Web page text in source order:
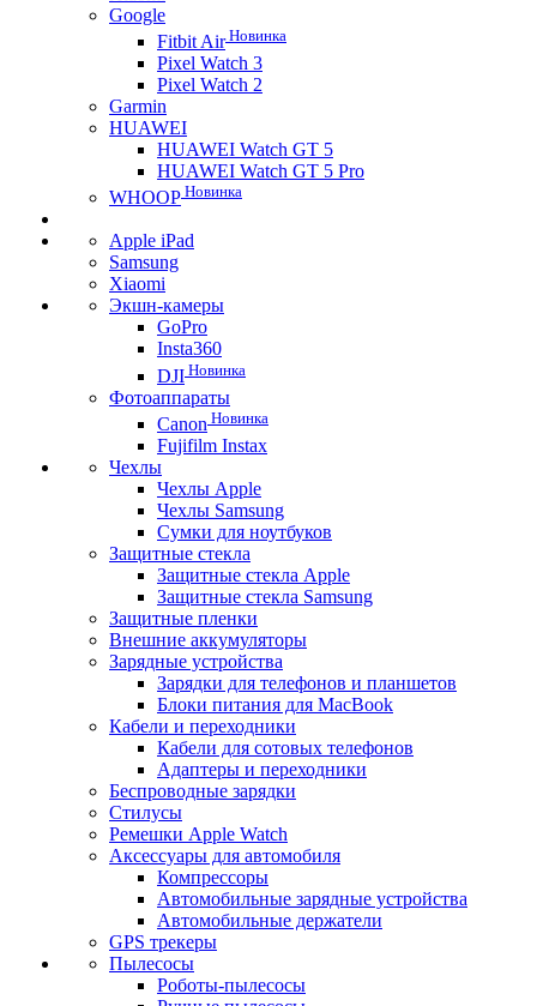
Google
Fitbit AirНовинка
Pixel Watch 3
Pixel Watch 2
Garmin
HUAWEI
HUAWEI Watch GT 5
HUAWEI Watch GT 5 Pro
WHOOP Новинка
Apple iPad
Samsung
Xiaomi
Экшн-камеры
GoPro
Insta360
DJI Новинка
Фотоаппараты
Canon Новинка
Fujifilm Instax
Чехлы
Чехлы Apple
Чехлы Samsung
Сумки для ноутбуков
Защитные стекла
Защитные стекла Apple
Защитные стекла Samsung
Защитные пленки
Внешние аккумуляторы
Зарядные устройства
Зарядки для телефонов и планшетов
Блоки питания для MacBook
Кабели и переходники
Кабели для сотовых телефонов
Адаптеры и переходники
Беспроводные зарядки
Стилусы
Ремешки Apple Watch
Аксессуары для автомобиля
Компрессоры
Автомобильные зарядные устройства
Автомобильные держатели
GPS трекеры
Пылесосы
Роботы-пылесосы